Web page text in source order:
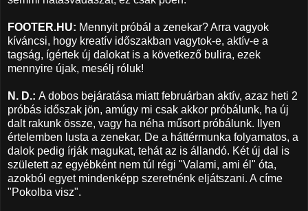
FOOTER.HU: Mennyit próbál a zenekar? Arra vagyok
kíváncsi, hogy kreatív időszakban vagytok-e, aktív-e a
tagság, ígértek új dalokat is a következő bulira, ezek
mennyire újak, mesélj róluk!
N. D.: A dobos bejáratása miatt februárban aktív, azaz heti 2
próbás időszak jön, amúgy mi csak akkor próbálunk, ha új
dalt rakunk össze, vagy ha néha műsort próbálunk. Ilyen
értelemben lusta a zenekar. De a háttérmunka folyamatos, a
dalok pedig írják magukat, tehát az is állandó. Két új dal is
született az egyébként nem túl régi "Valami, ami él" óta,
azokból egyet mindenképp szeretnénk eljátszani. A címe
"Pokolba visz".